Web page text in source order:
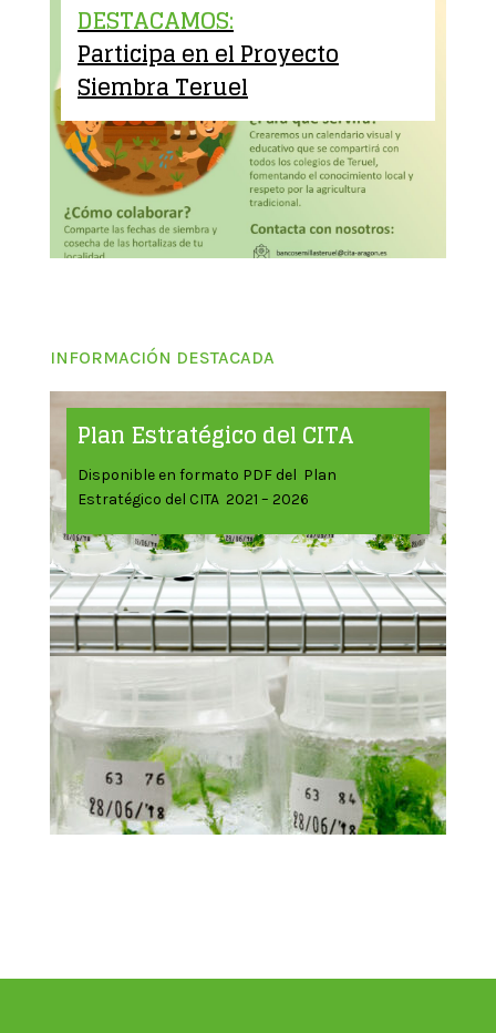
DESTACAMOS:
Participa en el Proyecto
Siembra Teruel
INFORMACIÓN DESTACADA
Plan Estratégico del CITA
Disponible en formato PDF del Plan
Estratégico del CITA 2021 – 2026